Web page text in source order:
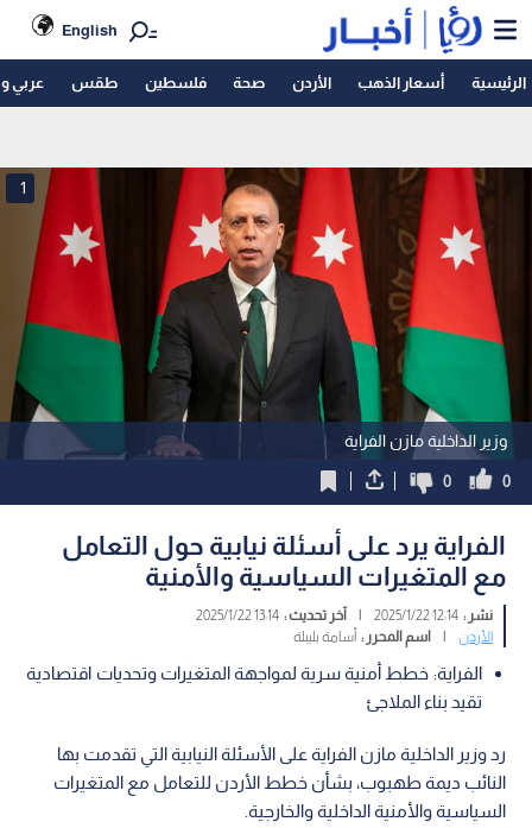
English
الرئيسية أسعار الذهب الأردن صحة فلسطين طقس عربي
وزير الداخلية مازن الفراية
1
0
0
الفراية يرد على أسئلة نيابية حول التعامل
مع المتغيرات السياسية والأمنية
نشر :12:14 2025/1/22
| آخر تحديث :13:14 2025/1/22
الأردن
| اسم المحرر :أسامة بليبلة
الفراية: خطط أمنية سرية لمواجهة المتغيرات وتحديات اقتصادية
تقيد بناء الملاجئ
رد وزير الداخلية مازن الفراية على الأسئلة النيابية التي تقدمت بها
النائب ديمة طهبوب، بشأن خطط الأردن للتعامل مع المتغيرات
السياسية والأمنية الداخلية والخارجية.